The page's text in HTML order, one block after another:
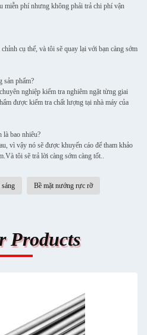
miễn phí nhưng không phải trả chi phí vận
cụ thể, và tôi sẽ quay lại với bạn càng sớm
sản phẩm?
nghiệp kiểm tra nghiêm ngặt từng giai
được kiểm tra chất lượng tại nhà máy của
là bao nhiêu?
vì vậy nó sẽ được khuyến cáo để tham khảo
tôi sẽ trả lời càng sớm càng tốt..
Bề mặt nướng rực rỡ
Products